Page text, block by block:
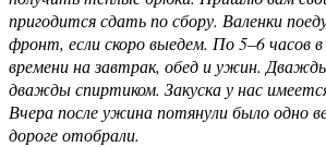
пригодится сдать по сбору. Валенки
фронт, если скоро выедем. По 5–6 часов в
времени на завтрак, обед и ужин.
дважды спиртиком. Закуска у нас
Вчера после ужина потянули было одно
дороге отобрали.